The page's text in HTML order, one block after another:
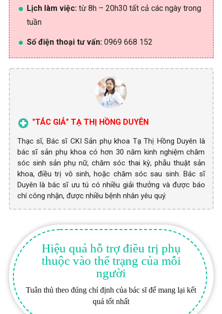
Lịch làm việc:từ 8h – 20h30 tất cả các ngày trong
tuần
Số điện thoại tư vấn: 0969 668 152
"TÁC GIẢ" TẠ THỊ HỒNG DUYÊN
Thạc sĩ, Bác sĩ CKI Sản phụ khoa Tạ Thị Hồng Duyên là
bác sĩ sản phụ khoa có hơn 30 năm kinh nghiệm chăm
sóc sinh sản phụ nữ, chăm sóc thai kỳ, phẫu thuật sản
khoa, điều trị vô sinh, hoặc chăm sóc sau sinh. Bác sĩ
Duyên là bác sĩ ưu tú có nhiều giải thưởng và được báo
chí công nhận, được nhiều bệnh nhân yêu quý.
Hiệu quả hỗ trợ điều trị phụ
thuộc vào thể trạng của mỗi
người
Tuân thủ theo đúng chỉ định của bác sĩ để mang lại kết
quả tốt nhất